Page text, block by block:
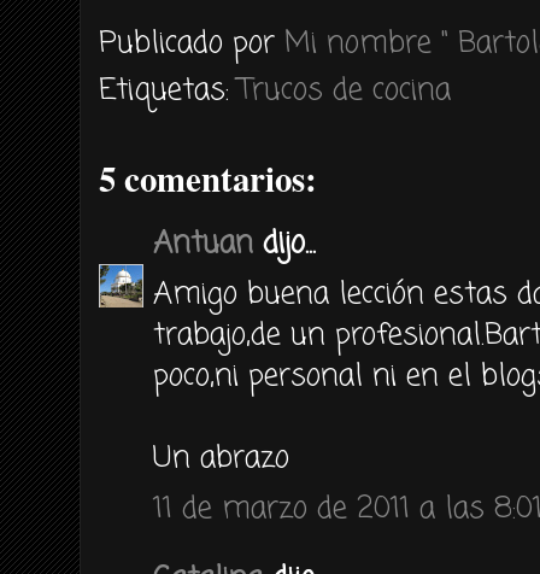
Publicado por Mi nombre "
Etiquetas:Trucos de cocina
5 comentarios:
Antuan dijo...
Amigo buena lección estas
trabajo,de un
poco,ni personal ni en el
Un abrazo
11 de marzo de 2011 a las